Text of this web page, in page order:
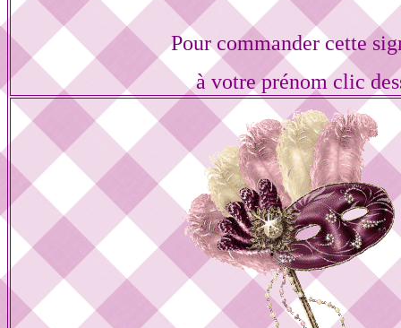
Pour commander cette
à votre prénom clic